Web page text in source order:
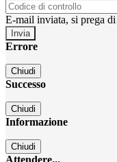
E-mail inviata, si prega
Errore
Chiudi
Successo
Chiudi
Informazione
Chiudi